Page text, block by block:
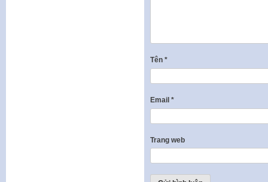
Tên *
Email *
Trang web